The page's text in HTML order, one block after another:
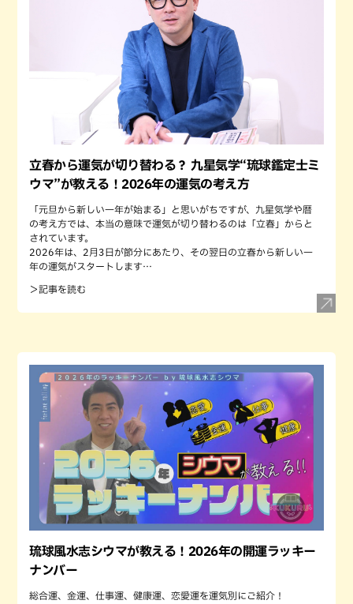
立春から運気が切り替わる？ 九星気学“琉球鑑定士ミ
ウマ”が教える！2026年の運気の考え方
「元旦から新しい一年が始まる」と思いがちですが、九星気学や暦
の考え方では、本当の意味で運気が切り替わるのは「立春」からと
されています。
2026年は、2月3日が節分にあたり、その翌日の立春から新しい一
年の運気がスタートします…
＞記事を読む
琉球風水志シウマが教える！2026年の開運ラッキー
ナンバー
総合運、金運、仕事運、健康運、恋愛運を運気別にご紹介！